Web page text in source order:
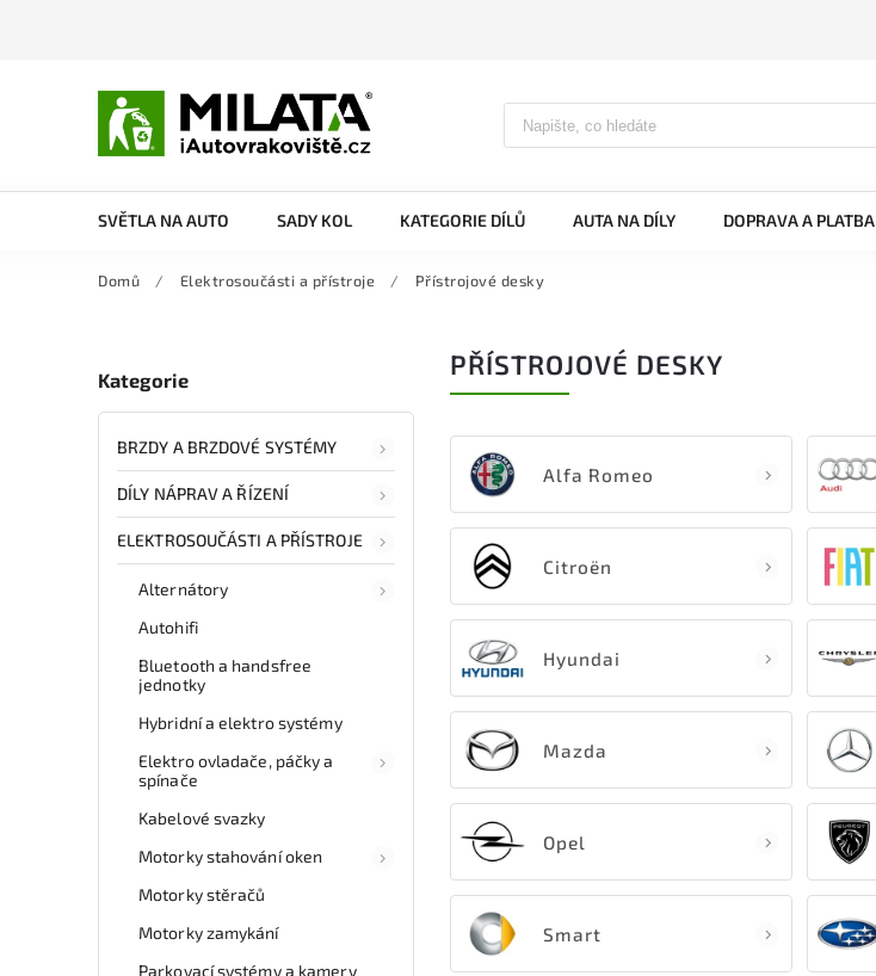
SVĚTLA NA AUTO SADY KOL KATEGORIE DÍLŮ AUTA NA DÍLY DOPRAVA A PLATBA
Domů / Elektrosoučásti a přístroje / Přístrojové desky
Kategorie
BRZDY A BRZDOVÉ SYSTÉMY
DÍLY NÁPRAV A ŘÍZENÍ
ELEKTROSOUČÁSTI A PŘÍSTROJE
Alternátory
Autohifi
Bluetooth a handsfree
jednotky
Hybridní a elektro systémy
Elektro ovladače, páčky a
spínače
Kabelové svazky
Motorky stahování oken
Motorky stěračů
Motorky zamykání
Parkovací systémy a kamery
PŘÍSTROJOVÉ DESKY
Alfa Romeo
Citroën
Hyundai
Mazda
Opel
Smart